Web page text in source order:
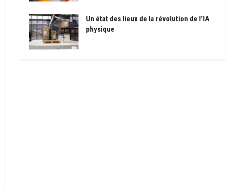
Un état des lieux de la révolution de l’IA
physique